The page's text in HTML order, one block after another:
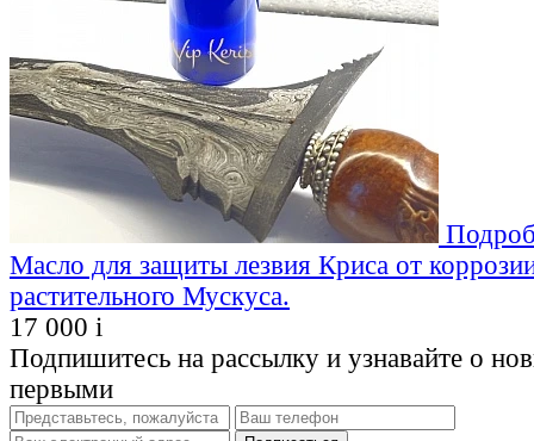
Масло для защиты лезвия Криса от
растительного Мускуса.
17 000 i
Подпишитесь на рассылку и узнавайте о
первыми